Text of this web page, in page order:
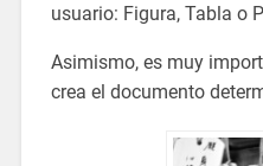
usuario: Figura, Tabla o
Asimismo, es muy
crea el documento